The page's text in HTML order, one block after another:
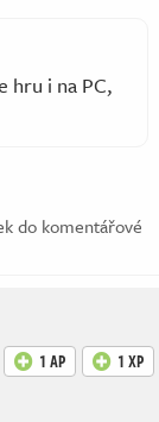
hru i na PC,
do komentářové
1 AP 1 XP